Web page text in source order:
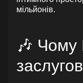
мільйонів.
🎶 Чому